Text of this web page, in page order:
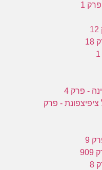
ציפיצפונת - פרק